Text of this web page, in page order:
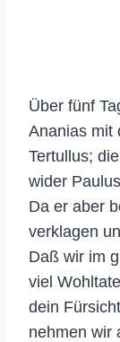
Über fünf
Ananias mit
Tertullus;
wider
Da er aber
verklagen
Daß wir im
viel
dein
nehmen wir